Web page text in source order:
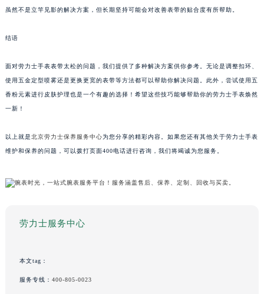
虽然不是立竿见影的解决方案，但长期坚持可能会对改善表带的贴合度有所帮助。
结语
面对劳力士手表表带太松的问题，我们提供了多种解决方案供你参考。无论是调整扣环、
使用五金定型喷雾还是更换更宽的表带等方法都可以帮助你解决问题。此外，尝试使用五
香粉元素进行皮肤护理也是一个有趣的选择！希望这些技巧能够帮助你的劳力士手表焕然
一新！
以上就是北京劳力士保养服务中心为您分享的精彩内容。如果您还有其他关于劳力士手表
维护和保养的问题，可以拨打页面400电话进行咨询，我们将竭诚为您服务。
劳力士服务中心
本文tag：
服务专线： 400-805-0023